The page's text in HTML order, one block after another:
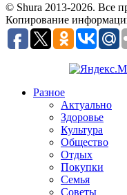
© Shura 2013-2026. Все
Копирование
Разное
Актуально
Здоровье
Культура
Общество
Отдых
Покупки
Семья
Советы